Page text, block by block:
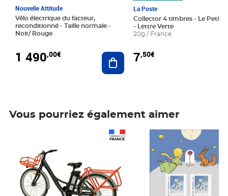
Nouvelle Attitude
Vélo électrique du facteur,
reconditionné - Taille normale -
Noir/ Rouge
1 490,00€ Ajouter au panier
La Poste
Collector 4 timbres - Le Petit
- Lettre Verte
20g / France
7,50€
Vous pourriez également aimer
Prix 7,50€